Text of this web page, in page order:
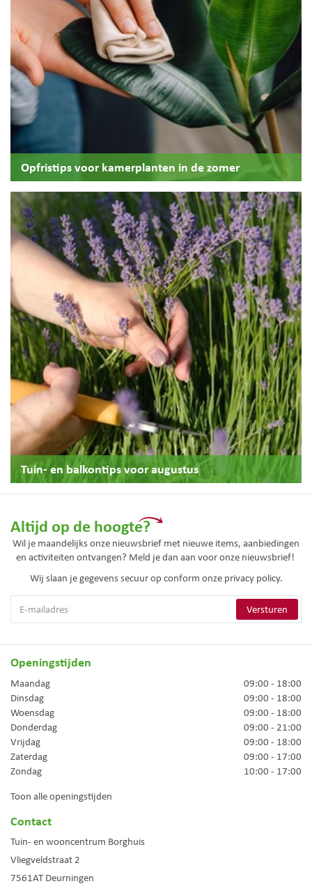
Opfristips voor kamerplanten in de zomer
Tuin- en balkontips voor augustus
Altijd op de hoogte?
Wil je maandelijks onze nieuwsbrief met nieuwe items, aanbiedingen
en activiteiten ontvangen? Meld je dan aan voor onze nieuwsbrief!
Wij slaan je gegevens secuur op conform onze privacy policy.
Openingstijden
Maandag
09:00 - 18:00
Dinsdag
09:00 - 18:00
Woensdag
09:00 - 18:00
Donderdag
09:00 - 21:00
Vrijdag
09:00 - 18:00
Zaterdag
09:00 - 17:00
Zondag
10:00 - 17:00
Toon alle openingstijden
Contact
Tuin- en wooncentrum Borghuis
Vliegveldstraat 2
7561AT Deurningen